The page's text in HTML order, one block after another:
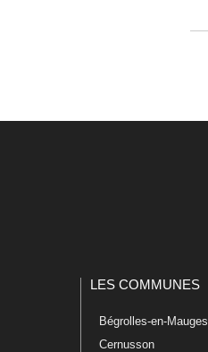
LES COMMUNES
Bégrolles-en-Mauges
Cernusson